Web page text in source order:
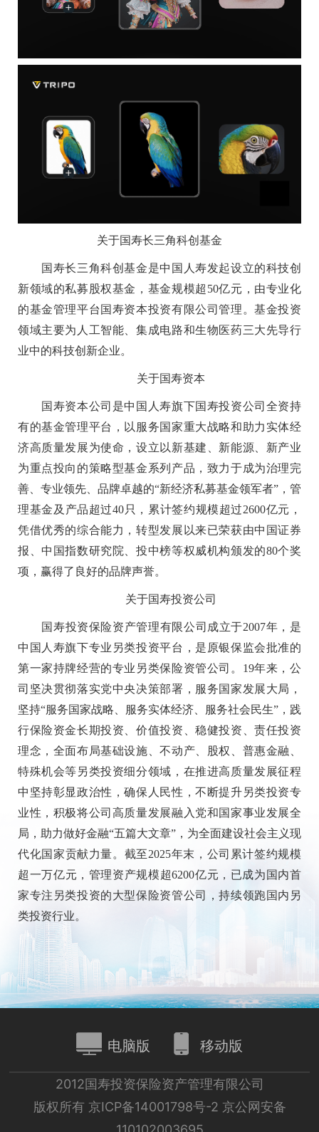
关于国寿长三角科创基金
国寿长三角科创基金是中国人寿发起设立的科技创
新领域的私募股权基金，基金规模超50亿元，由专业化
的基金管理平台国寿资本投资有限公司管理。基金投资
领域主要为人工智能、集成电路和生物医药三大先导行
业中的科技创新企业。
关于国寿资本
国寿资本公司是中国人寿旗下国寿投资公司全资持
有的基金管理平台，以服务国家重大战略和助力实体经
济高质量发展为使命，设立以新基建、新能源、新产业
为重点投向的策略型基金系列产品，致力于成为治理完
善、专业领先、品牌卓越的“新经济私募基金领军者”，管
理基金及产品超过40只，累计签约规模超过2600亿元，
凭借优秀的综合能力，转型发展以来已荣获由中国证券
报、中国指数研究院、投中榜等权威机构颁发的80个奖
项，赢得了良好的品牌声誉。
关于国寿投资公司
国寿投资保险资产管理有限公司成立于2007年，是
中国人寿旗下专业另类投资平台，是原银保监会批准的
第一家持牌经营的专业另类保险资管公司。19年来，公
司坚决贯彻落实党中央决策部署，服务国家发展大局，
坚持“服务国家战略、服务实体经济、服务社会民生”，践
行保险资金长期投资、价值投资、稳健投资、责任投资
理念，全面布局基础设施、不动产、股权、普惠金融、
特殊机会等另类投资细分领域，在推进高质量发展征程
中坚持彰显政治性，确保人民性，不断提升另类投资专
业性，积极将公司高质量发展融入党和国家事业发展全
局，助力做好金融“五篇大文章”，为全面建设社会主义现
代化国家贡献力量。截至2025年末，公司累计签约规模
超一万亿元，管理资产规模超6200亿元，已成为国内首
家专注另类投资的大型保险资管公司，持续领跑国内另
类投资行业。
电脑版 移动版
2012国寿投资保险资产管理有限公司
版权所有 京ICP备14001798号-2 京公网安备